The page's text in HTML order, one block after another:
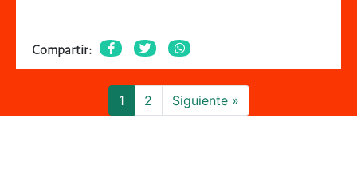
Compartir:
1 2 Siguiente »